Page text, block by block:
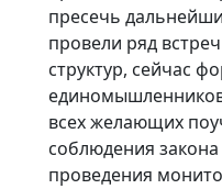
пресечь
провели ряд
структур, сейчас
всех желающих
соблюдения
проведения